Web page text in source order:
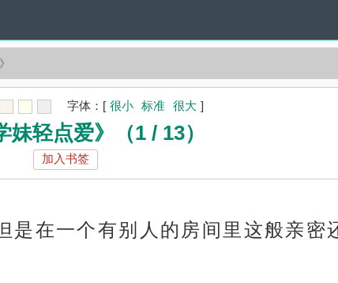
字体： [ 很小 标准 很大 ]
妹轻点爱》（1 / 13）
加入书签
是在一个有别人的房间里这般亲密